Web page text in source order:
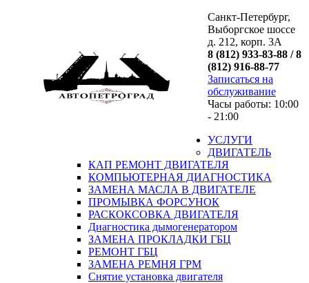
Санкт-Петербург,
Выборгское шоссе
д. 212, корп. 3А
8 (812) 933-83-88 / 8
(812) 916-88-77
Записаться на
обслуживание
Часы работы: 10:00
- 21:00
УСЛУГИ
ДВИГАТЕЛЬ
КАП РЕМОНТ ДВИГАТЕЛЯ
КОМПЬЮТЕРНАЯ ДИАГНОСТИКА
ЗАМЕНА МАСЛА В ДВИГАТЕЛЕ
ПРОМЫВКА ФОРСУНОК
РАСКОКСОВКА ДВИГАТЕЛЯ
Диагностика дымогенератором
ЗАМЕНА ПРОКЛАДКИ ГБЦ
РЕМОНТ ГБЦ
ЗАМЕНА РЕМНЯ ГРМ
Снятие установка двигателя